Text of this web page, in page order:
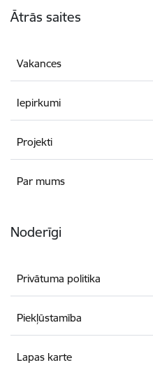
Ātrās saites
Vakances
Iepirkumi
Projekti
Par mums
Noderīgi
Privātuma politika
Piekļūstamība
Lapas karte